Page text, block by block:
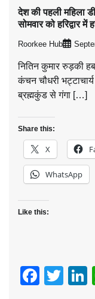
देश की पहली महिला
सोमवार को हरिद्वार
Roorkee Hub
नितिन कुमार रुड़की
कंचन चौधरी भट्टाचार्य
ब्रह्मकुंड से गंगा […]
Share this:
X
WhatsApp
Like this: